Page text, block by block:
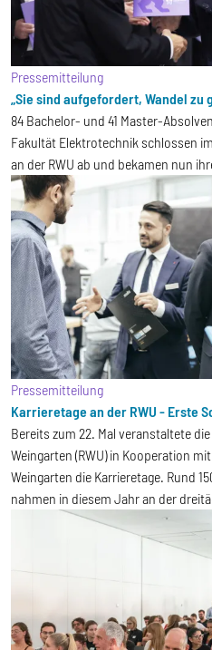
Pressemitteilung
„Sie sind aufgefordert, Wandel zu
84 Bachelor- und 41 Master-
Fakultät Elektrotechnik schlossen
an der RWU ab und bekamen nun
Pressemitteilung
Karrieretage an der RWU - Erste
Bereits zum 22. Mal veranstaltete
Weingarten (RWU) in Kooperation
Weingarten die Karrieretage. Rund
nahmen in diesem Jahr an der